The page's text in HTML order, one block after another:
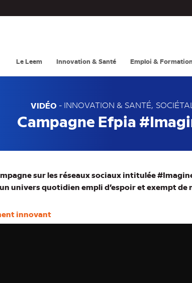
Le Leem Innovation & Santé Emploi & Formation
VIDÉO - INNOVATION & SANTÉ SOCIÉTAL
Campagne Efpia
sur les réseaux sociaux intitulée
univers quotidien empli d’espoir et exempt de
innovant